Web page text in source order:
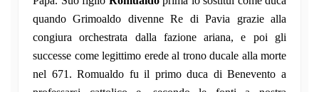
quando Grimoaldo divenne Re di Pavia grazie alla
congiura orchestrata dalla fazione ariana, e poi gli
successe come legittimo erede al trono ducale alla morte
nel 671. Romualdo fu il primo duca di Benevento a